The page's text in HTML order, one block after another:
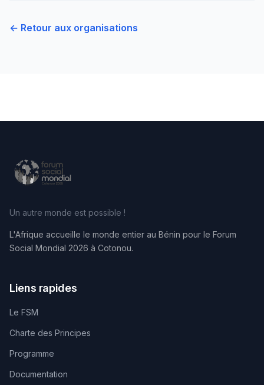
← Retour aux organisations
Un autre monde est possible !
L'Afrique accueille le monde entier au Bénin pour le Forum
Social Mondial 2026 à Cotonou.
Liens rapides
Le FSM
Charte des Principes
Programme
Documentation